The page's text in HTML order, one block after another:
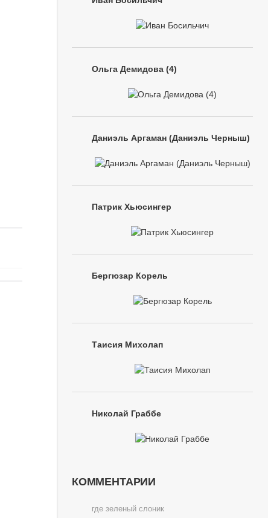
Ольга Демидова (4)
Даниэль Аргаман (Даниэль Черныш)
Патрик Хьюсингер
Бергюзар Корель
Таисия Михолап
Николай Граббе
КОММЕНТАРИИ
где зеленый слоник